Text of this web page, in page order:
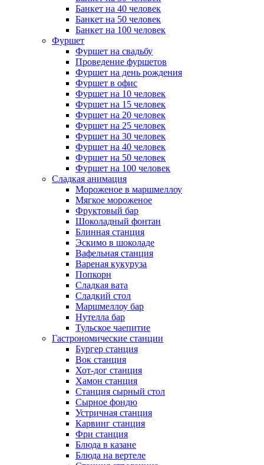
Банкет на 40 человек
Банкет на 50 человек
Банкет на 100 человек
Фуршет
Фуршет на свадьбу
Проведение фуршетов
Фуршет на день рождения
Фуршет в офис
Фуршет на 10 человек
Фуршет на 15 человек
Фуршет на 20 человек
Фуршет на 25 человек
Фуршет на 30 человек
Фуршет на 40 человек
Фуршет на 50 человек
Фуршет на 100 человек
Сладкая анимация
Мороженое в маршмеллоу
Мягкое мороженое
Фруктовый бар
Шоколадный фонтан
Блинная станция
Эскимо в шоколаде
Вафельная станция
Вареная кукуруза
Попкорн
Сладкая вата
Сладкий стол
Маршмеллоу бар
Нутелла бар
Тульское чаепитие
Гастрономические станции
Бургер станция
Вок станция
Хот-дог станция
Хамон станция
Станция сырный стол
Сырное фондю
Устричная станция
Карвинг станция
Фри станция
Блюда в казане
Блюда на вертеле